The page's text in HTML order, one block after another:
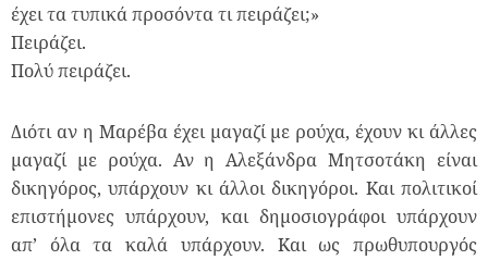
έχει τα τυπικά προσόντα τι πειράζει;»
Πειράζει.
Πολύ πειράζει.
Διότι αν η Μαρέβα έχει μαγαζί με ρούχα, έχουν κι άλλες
μαγαζί με ρούχα. Αν η Αλεξάνδρα Μητσοτάκη είναι
δικηγόρος, υπάρχουν κι άλλοι δικηγόροι. Και πολιτικοί
επιστήμονες υπάρχουν, και δημοσιογράφοι υπάρχουν
απ’ όλα τα καλά υπάρχουν. Και ως πρωθυπουργός